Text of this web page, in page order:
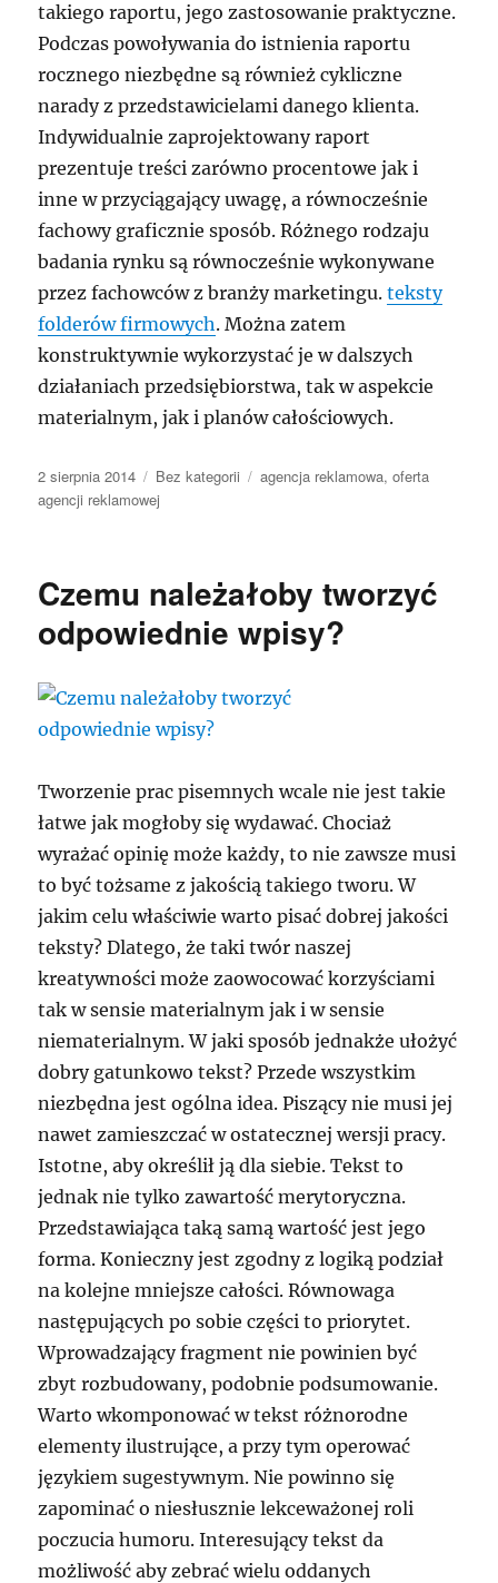
takiego raportu, jego zastosowanie praktyczne.
Podczas powoływania do istnienia raportu
rocznego niezbędne są również cykliczne
narady z przedstawicielami danego klienta.
Indywidualnie zaprojektowany raport
prezentuje treści zarówno procentowe jak i
inne w przyciągający uwagę, a równocześnie
fachowy graficznie sposób. Różnego rodzaju
badania rynku są równocześnie wykonywane
przez fachowców z branży marketingu.teksty
folderów firmowych. Można zatem
konstruktywnie wykorzystać je w dalszych
działaniach przedsiębiorstwa, tak w aspekcie
materialnym, jak i planów całościowych.
Data
publikacji
2 sierpnia 2014 Kategorie
Bez kategorii Tagi
agencja reklamowa,oferta
agencji reklamowej
Czemu należałoby tworzyć
odpowiednie wpisy?
Tworzenie prac pisemnych wcale nie jest takie
łatwe jak mogłoby się wydawać. Chociaż
wyrażać opinię może każdy, to nie zawsze musi
to być tożsame z jakością takiego tworu. W
jakim celu właściwie warto pisać dobrej jakości
teksty? Dlatego, że taki twór naszej
kreatywności może zaowocować korzyściami
tak w sensie materialnym jak i w sensie
niematerialnym. W jaki sposób jednakże ułożyć
dobry gatunkowo tekst? Przede wszystkim
niezbędna jest ogólna idea. Piszący nie musi jej
nawet zamieszczać w ostatecznej wersji pracy.
Istotne, aby określił ją dla siebie. Tekst to
jednak nie tylko zawartość merytoryczna.
Przedstawiająca taką samą wartość jest jego
forma. Konieczny jest zgodny z logiką podział
na kolejne mniejsze całości. Równowaga
następujących po sobie części to priorytet.
Wprowadzający fragment nie powinien być
zbyt rozbudowany, podobnie podsumowanie.
Warto wkomponować w tekst różnorodne
elementy ilustrujące, a przy tym operować
językiem sugestywnym. Nie powinno się
zapominać o niesłusznie lekceważonej roli
poczucia humoru. Interesujący tekst da
możliwość aby zebrać wielu oddanych